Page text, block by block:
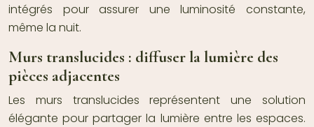
intégrés pour assurer une luminosité constante,
même la nuit.
Murs translucides : diffuser la lumière des
pièces adjacentes
Les murs translucides représentent une solution
élégante pour partager la lumière entre les espaces.